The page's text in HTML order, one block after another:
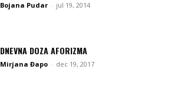
Bojana Pudar - jul 19, 2014
DNEVNA DOZA AFORIZMA
Mirjana Đapo - dec 19, 2017